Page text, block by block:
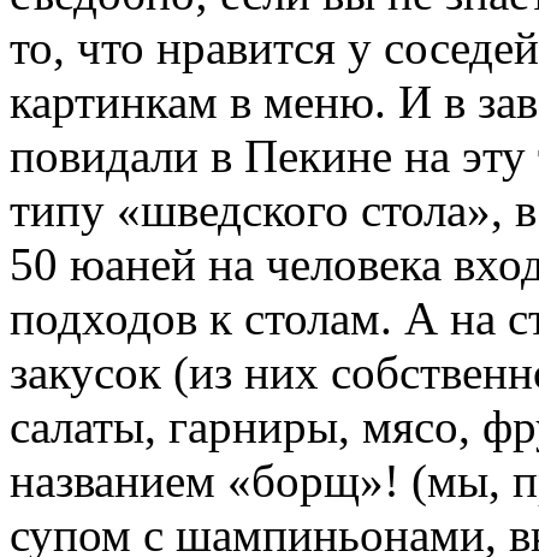
то, что нравится у
картинкам в меню. И в
повидали в Пекине на
типу «шведского стола»,
50 юаней на человека
подходов к столам. А на
закусок (из них
салаты, гарниры, мясо,
названием «борщ»! (мы,
супом с шампиньонами,